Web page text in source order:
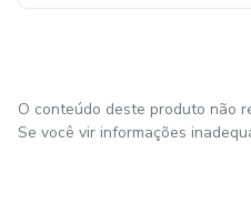
O conteúdo deste produto não
Se você vir informações